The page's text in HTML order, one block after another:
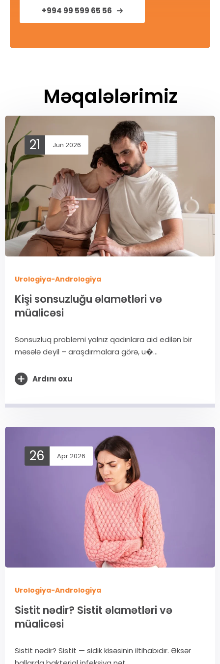
+994 99 599 65 56
Məqalələrimiz
21 Jun 2026
Urologiya-Andrologiya
Kişi sonsuzluğu əlamətləri və
müalicəsi
Sonsuzluq problemi yalnız qadınlara aid edilən bir
məsələ deyil – araşdırmalara görə, u�...
Ardını oxu
26 Apr 2026
Urologiya-Andrologiya
Sistit nədir? Sistit əlamətləri və
müalicəsi
Sistit nədir? Sistit — sidik kisəsinin iltihabıdır. Əksər